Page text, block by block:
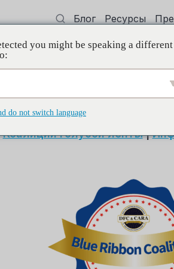
Блог Ресурсы
Подать
Коалиции голубой ленты|
you might be speaking a
do not switch language